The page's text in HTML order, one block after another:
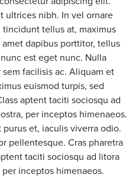
ultrices nibh. In vel ornare
tellus at, maximus
dapibus porttitor, tellus
est eget nunc. Nulla
facilisis ac. Aliquam et
euismod turpis, sed
aptent taciti sociosqu ad
per inceptos himenaeos.
et, iaculis viverra odio.
pellentesque. Cras pharetra
taciti sociosqu ad litora
inceptos himenaeos.